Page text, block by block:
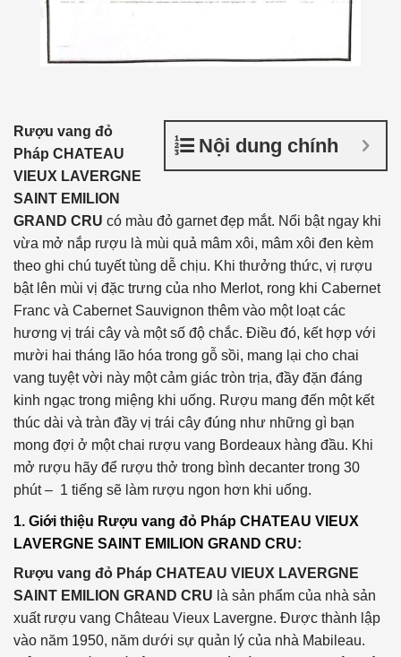
Nội dung chính
Rượu vang đỏ
Pháp CHATEAU
VIEUX LAVERGNE
SAINT EMILION
GRAND CRU có màu đỏ garnet đẹp mắt. Nổi bật ngay khi
vừa mở nắp rượu là mùi quả mâm xôi, mâm xôi đen kèm
theo ghi chú tuyết tùng dễ chịu. Khi thưởng thức, vị rượu
bật lên mùi vị đặc trưng của nho Merlot, rong khi Cabernet
Franc và Cabernet Sauvignon thêm vào một loạt các
hương vị trái cây và một số độ chắc. Điều đó, kết hợp với
mười hai tháng lão hóa trong gỗ sồi, mang lại cho chai
vang tuyệt vời này một cảm giác tròn trịa, đầy đặn đáng
kinh ngạc trong miệng khi uống. Rượu mang đến một kết
thúc dài và tràn đầy vị trái cây đúng như những gì bạn
mong đợi ở một chai rượu vang Bordeaux hàng đầu. Khi
mở rượu hãy để rượu thở trong bình decanter trong 30
phút – 1 tiếng sẽ làm rượu ngon hơn khi uống.
1. Giới thiệu Rượu vang đỏ Pháp CHATEAU VIEUX
LAVERGNE SAINT EMILION GRAND CRU:
Rượu vang đỏ Pháp CHATEAU VIEUX LAVERGNE
SAINT EMILION GRAND CRU là sản phẩm của nhà sản
xuất rượu vang Château Vieux Lavergne. Được thành lập
vào năm 1950, năm dưới sự quản lý của nhà Mabileau.